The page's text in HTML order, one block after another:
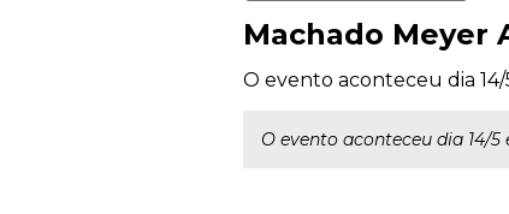
Machado Meyer
O evento aconteceu dia
O evento aconteceu dia 14/